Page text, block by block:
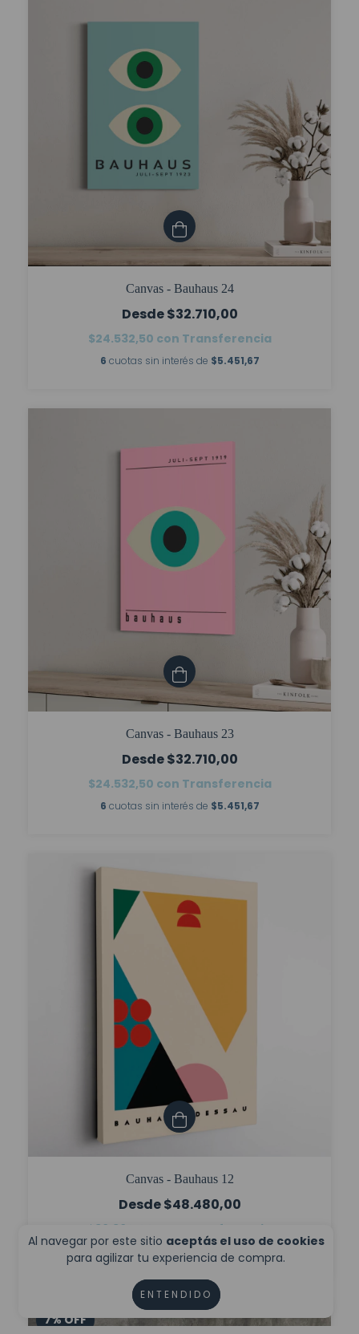
Al navegar por este sitio aceptás el uso de cookies
para agilizar tu experiencia de compra.
ENTENDIDO
Canvas - Bauhaus 24
$32.710,00
$24.532,50 con Transferencia
6 cuotas sin interés de $5.451,67
Canvas - Bauhaus 23
$32.710,00
$24.532,50 con Transferencia
6 cuotas sin interés de $5.451,67
Canvas - Bauhaus 12
$48.480,00
$36.360,00 Transferencia
cuotas sin interés de $8.080,00
7%OFF